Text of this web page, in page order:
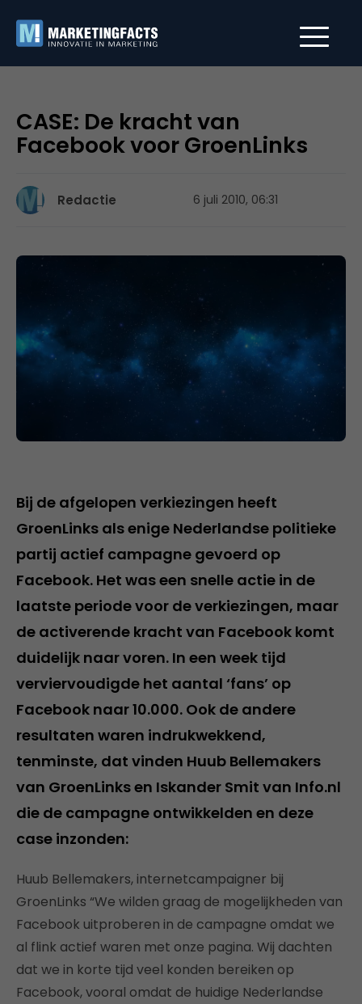
CASE: De kracht van
Facebook voor GroenLinks
Redactie 6 juli 2010, 06:31
Bij de afgelopen verkiezingen heeft
GroenLinks als enige Nederlandse politieke
partij actief campagne gevoerd op
Facebook. Het was een snelle actie in de
laatste periode voor de verkiezingen, maar
de activerende kracht van Facebook komt
duidelijk naar voren. In een week tijd
verviervoudigde het aantal ‘fans’ op
Facebook naar 10.000. Ook de andere
resultaten waren indrukwekkend,
tenminste, dat vinden Huub Bellemakers
van GroenLinks en Iskander Smit van Info.nl
die de campagne ontwikkelden en deze
case inzonden:
Huub Bellemakers, internetcampaigner bij
GroenLinks “We wilden graag de mogelijkheden van
Facebook uitproberen in de campagne omdat we
al flink actief waren met onze pagina. Wij dachten
dat we in korte tijd veel konden bereiken op
Facebook, vooral omdat de huidige Nederlandse